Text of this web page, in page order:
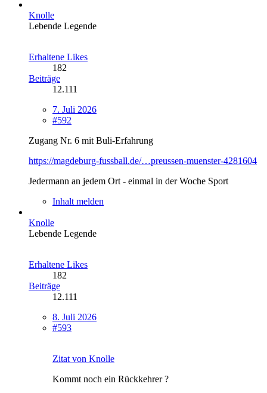
Knolle
Lebende Legende
Erhaltene Likes
182
Beiträge
12.111
7. Juli 2026
#592
Zugang Nr. 6 mit Buli-Erfahrung
https://magdeburg-fussball.de/…preussen-muenster-4281604
Jedermann an jedem Ort - einmal in der Woche Sport
Inhalt melden
Knolle
Lebende Legende
Erhaltene Likes
182
Beiträge
12.111
8. Juli 2026
#593
Zitat von Knolle
Kommt noch ein Rückkehrer ?